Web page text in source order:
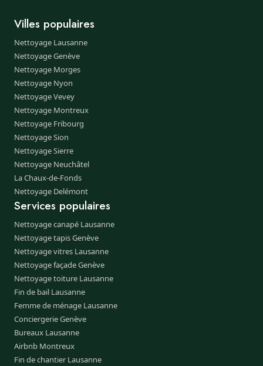
Villes populaires
Nettoyage Lausanne
Nettoyage Genève
Nettoyage Morges
Nettoyage Nyon
Nettoyage Vevey
Nettoyage Montreux
Nettoyage Fribourg
Nettoyage Sion
Nettoyage Sierre
Nettoyage Neuchâtel
La Chaux-de-Fonds
Nettoyage Delémont
Services populaires
Nettoyage canapé Lausanne
Nettoyage tapis Genève
Nettoyage vitres Lausanne
Nettoyage façade Genève
Nettoyage toiture Lausanne
Fin de bail Lausanne
Femme de ménage Lausanne
Conciergerie Genève
Bureaux Lausanne
Airbnb Montreux
Fin de chantier Lausanne